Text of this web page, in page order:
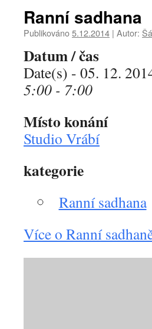
Ranní sadhana
Publikováno5.12.2014 | Autor:
Datum / čas
Date(s) - 05. 12.
5:00 - 7:00
Místo konání
Studio Vrábí
kategorie
Ranní sadhana
Více o Ranní